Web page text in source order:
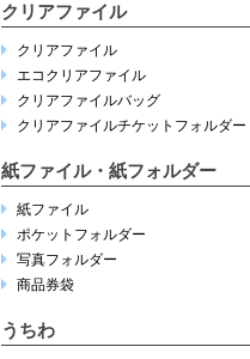
クリアファイル
クリアファイル
エコクリアファイル
クリアファイルバッグ
クリアファイルチケットフォルダー
紙ファイル・紙フォルダー
紙ファイル
ポケットフォルダー
写真フォルダー
商品券袋
うちわ